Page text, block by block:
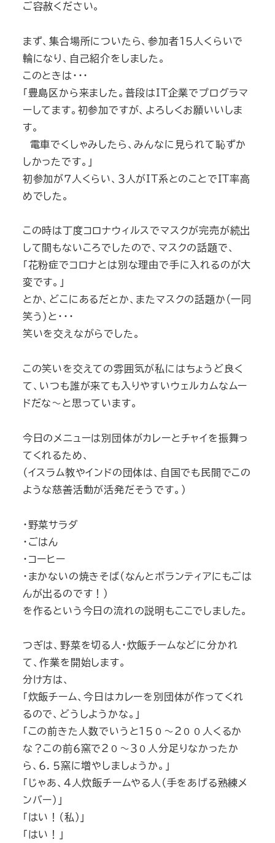
ご容赦ください。
まず、集合場所についたら、参加者１５人くらいで
輪になり、自己紹介をしました。
このときは・・・
「豊島区から来ました。普段はIT企業でプログラマ
ーしてます。初参加ですが、よろしくお願いいしま
す。
電車でくしゃみしたら、みんなに見られて恥ずか
しかったです。」
初参加が７人くらい、３人がIT系とのことでIT率高
めでした。
この時は丁度コロナウィルスでマスクが完売が続出
して間もないころでしたので、マスクの話題で、
「花粉症でコロナとは別な理由で手に入れるのが大
変です。」
とか、どこにあるだとか、またマスクの話題か（一同
笑う）と・・・
笑いを交えながらでした。
この笑いを交えての雰囲気が私にはちょうど良く
て、いつも誰が来ても入りやすいウェルカムなムー
ドだな～と思っています。
今日のメニューは別団体がカレーとチャイを振舞っ
てくれるため、
（イスラム教やインドの団体は、自国でも民間でこの
ような慈善活動が活発だそうです。）
・野菜サラダ
・ごはん
・コーヒー
・まかないの焼きそば（なんとボランティアにもごは
んが出るのです！）
を作るという今日の流れの説明もここでしました。
つぎは、野菜を切る人・炊飯チームなどに分かれ
て、作業を開始します。
分け方は、
「炊飯チーム、今日はカレーを別団体が作ってくれ
るので、どうしようかな。」
「この前きた人数でいうと１５０～２００人くるか
な？この前６窯で２０～３０人分足りなかったか
ら、６．５窯に増やしましょうか。」
「じゃあ、4人炊飯チームやる人（手をあげる熟練メ
ンバー）」
「はい！（私）」
「はい！」